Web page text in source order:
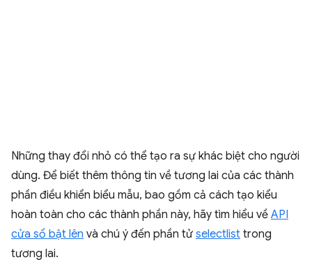
Những thay đổi nhỏ có thể tạo ra sự khác biệt cho người
dùng. Để biết thêm thông tin về tương lai của các thành
phần điều khiển biểu mẫu, bao gồm cả cách tạo kiểu
hoàn toàn cho các thành phần này, hãy tìm hiểu về API
cửa sổ bật lên và chú ý đến phần tử selectlist trong
tương lai.